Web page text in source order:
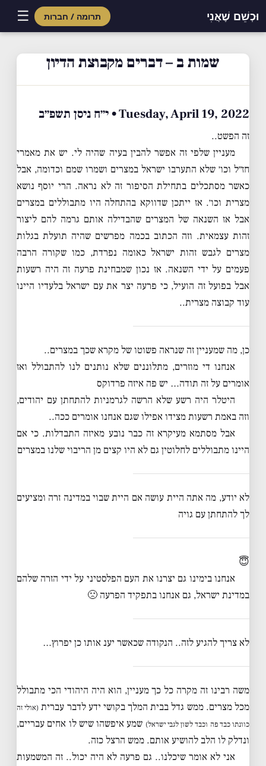
וּכְשֵׁם שֶׁאֲנִי תרומה / חברות ☰
שמות ב – דברים מקבוצת הדיון
Tuesday, April 19, 2022 • י״ח ניסן תשפ״ב
זה הפשט..
מעניין שלפי זה אפשר להבין בעיה שהיה לי. יש את מאמרי
חז״ל וכו׳ שלא התערבו ישראל במצרים ושמרו שמם וכדומה, אבל
כאשר מסתכלים בתחילת הסיפור זה לא נראה. הרי יוסף נושא
מצרית וכו׳. אז ייתכן שדווקא בהתחלה היו מתבוללים במצרים
אבל אז השנאה של המצרים שהבדילה אותם גרמה להם ליצור
זהות עצמאית. וזה הכתוב בכמה מפרשים שהיה תועלת בגלות
מצרים לגבש זהות ישראל כאומה נפרדת, כמו שקורה הרבה
פעמים על ידי השנאה. אז נכון שמבחינת פרעה זה היה רשעות
אבל בפועל זה הועיל, כי פרעה יצר את עם ישראל בלעדיו היינו
עוד קבוצה מצרית..
כן, מה שמעניין זה שנראה פשוטו של מקרא שכך במצרים..
אנחנו די מוזרים, מתלוננים שלא נותנים לנו להתבולל ואז
אומרים על זה תודה… יש פה איזה פרדוקס
היטלר היה רשע שלא הרשה לגרמניות להתחתן עם יהודים,
וזה באמת רשעות מצידו אפילו שגם אנחנו אומרים ככה..
אבל מסתמא מעיקרא זה כבר נובע מאיזה התבדלות. כי אם
היינו מתבוללים לחלוטין גם לא היו קצים מן הריבוי שלנו במצרים
לא יודע, מה אתה היית עושה אם היית שבוי במדינה זרה ומציעים
לך להתחתן עם גויה
😇
אנחנו בימינו גם יצרנו את העם הפלסטיני על ידי הזרה שלהם
במדינת ישראל, גם אנחנו בתפקיד הפרעה 🙁
לא צריך להגיע לזה.. הנקודה שכאשר יענ אותו כן יפרוץ…
משה רבינו זה מקרה כל כך מעניין, הוא היה היהודי הכי מתבולל
מכל מצרים. ממש גדל בבית המלך בקושי ידע לדבר עברית (אולי זה
כוונתו כבד פה וכבד לשון לגבי ישראל) שמע איפשהו שיש לו אחים עבריים,
ונדלק לו הלב להושיע אותם. ממש הרצל כזה.
אני לא אומר שיכלנו.. גם פרעה לא היה יכול.. זה המשמעות